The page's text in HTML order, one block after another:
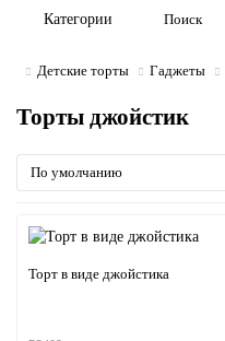
Категории
Детские торты Гаджеты
Торты джойстик
Торт в виде джойстика